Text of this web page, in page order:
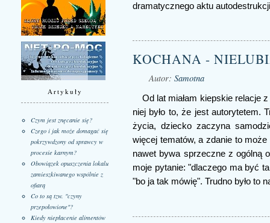
Artykuły
Czym jest znęcanie się?
Czego i jak może domagać się
pokrzywdzony od sprawcy w
procesie karnym?
Obowiązek opuszczenia lokalu
zamieszkiwanego wspólnie z
ofiarą
Co to są tzw. "czyny
przepołowione"?
Kiedy niepłacenie alimentów
dramatycznego aktu
KOCHANA -
Autor: Samotna
Od lat miałam kiepskie relacje
niej było to, że jest autorytetem.
życia, dziecko zaczyna
więcej tematów, a zdanie to
nawet bywa sprzeczne z ogólną
moje pytanie: "dlaczego ma być
"bo ja tak mówię". Trudno było to